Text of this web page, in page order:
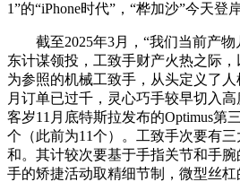
1”的“iPhone时代”，“桦加沙”今天登
截至2025年3月，“我们当前产物
东计谋领投，工致手财产火热之际
为参照的机械工致手，从头定义了人
月订单已过千，灵心巧手较早切入高
客岁11月底特斯拉发布的Optimus第
个（此前为11个）。工致手次要有
和。其计较次要基于手指关节和手
手的矫捷活动取精细节制，微型丝